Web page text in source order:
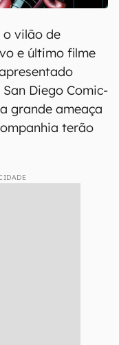
o vilão de
e último filme
Diego Comic-
grande ameaça
terão